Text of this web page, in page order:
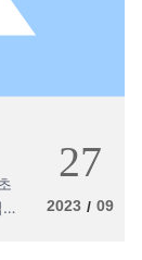
27
2023 / 09